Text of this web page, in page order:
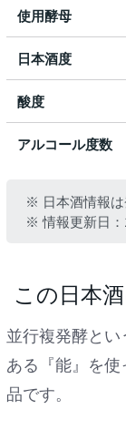
使用酵母
日本酒度
酸度
アルコール度数
※ 日本酒情報は
※ 情報更新日
この日本
並行複発酵と
ある『能』を
品です。